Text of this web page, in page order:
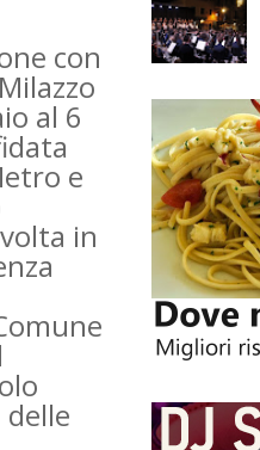
con
al 6
e
in
delle